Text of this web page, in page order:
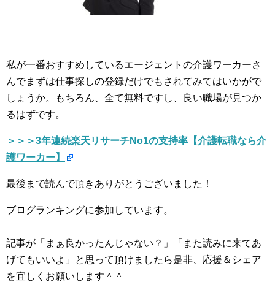
私が一番おすすめしているエージェントの介護ワーカーさ
んでまずは仕事探しの登録だけでもされてみてはいかがで
しょうか。もちろん、全て無料ですし、良い職場が見つか
るはずです。
＞＞＞3年連続楽天リサーチNo1の支持率【介護転職なら介
護ワーカー】
最後まで読んで頂きありがとうございました！
ブログランキングに参加しています。
記事が「まぁ良かったんじゃない？」「また読みに来てあ
げてもいいよ」と思って頂けましたら是非、応援＆シェア
を宜しくお願いします＾＾